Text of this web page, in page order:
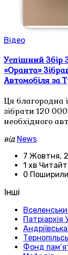
Відео
Успішний Збір
«Оранта»
Автомобіля за
Ця благородна
зібрати 120
необхідного
від News
7 Жовтня,
1 хв
0 Поширили
Інші
Фонд